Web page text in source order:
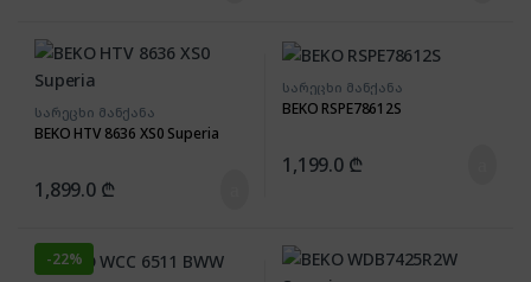
სარეცხი მანქანა
BEKO HTV 8636 XS0 Superia
1,899.0 ₾
სარეცხი მანქანა
BEKO RSPE78612S
1,199.0 ₾
-22%